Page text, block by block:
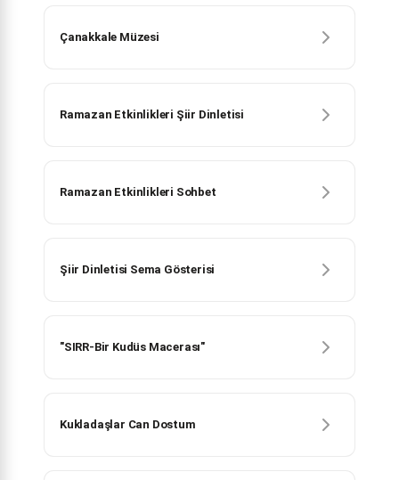
Çanakkale Müzesi
Ramazan Etkinlikleri Şiir Dinletisi
Ramazan Etkinlikleri Sohbet
Şiir Dinletisi Sema Gösterisi
"SIRR-Bir Kudüs Macerası"
Kukladaşlar Can Dostum